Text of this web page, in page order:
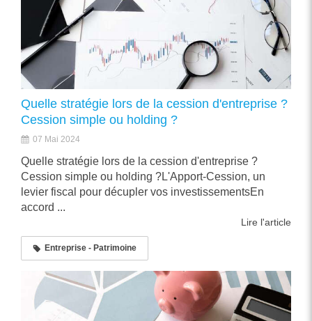
Quelle stratégie lors de la cession d'entreprise ?
Cession simple ou holding ?
07 Mai 2024
Quelle stratégie lors de la cession d'entreprise ?
Cession simple ou holding ?L'Apport-Cession, un
levier fiscal pour décupler vos investissementsEn
accord ...
Lire l'article
Entreprise - Patrimoine